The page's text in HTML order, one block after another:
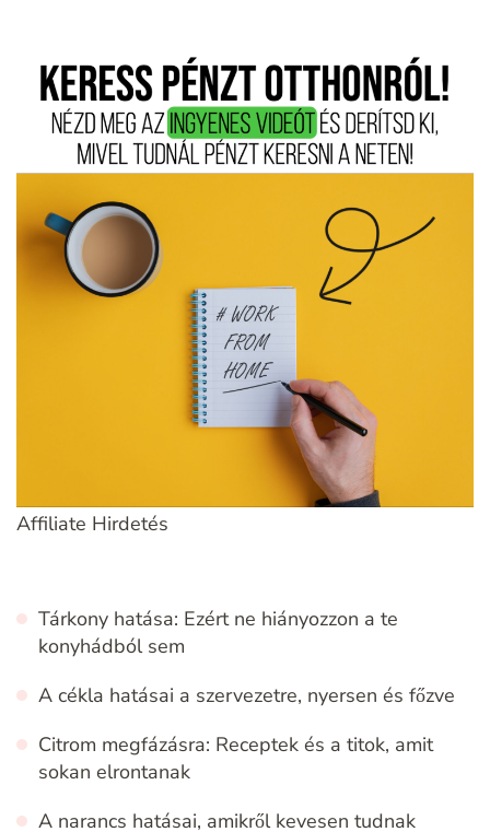
Affiliate Hirdetés
Tárkony hatása: Ezért ne hiányozzon a te
konyhádból sem
A cékla hatásai a szervezetre, nyersen és főzve
Citrom megfázásra: Receptek és a titok, amit
sokan elrontanak
A narancs hatásai, amikről kevesen tudnak